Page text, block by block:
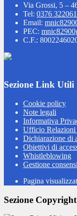
Via Grossi, 5 –
Tel: 0376 322061
Email:
PEC:
C.F.:
Sezione Link Utili
Cookie policy
Note legali
Informativa
Ufficio
Dichiarazione di
Obiettivi di
Whistleblowing
Gestione
Pagina
Sezione Copyright